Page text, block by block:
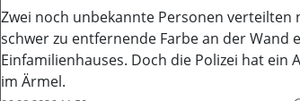
Zwei noch unbekannte Personen verteilten
schwer zu entfernende Farbe an der Wand
Einfamilienhauses. Doch die Polizei hat ein
im Ärmel.